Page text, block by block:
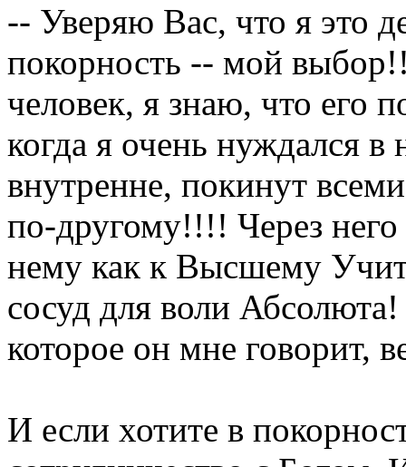
-- Уверяю Вас, что я это
покорность -- мой
человек, я знаю, что его
когда я очень нуждался в
внутренне, покинут
по-другому!!!! Через
нему как к Высшему
сосуд для воли
которое он мне говорит,
И если хотите в